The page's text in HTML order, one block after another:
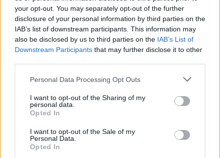
your opt-out. You may separately opt-out of the further
disclosure of your personal information by third parties on the
IAB’s list of downstream participants. This information may
also be disclosed by us to third parties on the IAB’s List of
Downstream Participants that may further disclose it to other
Personal Data Processing Opt Outs
I want to opt-out of the Sharing of my
personal data.
Opted In
I want to opt-out of the Sale of my
Personal Data.
Opted In
RUGBY SEVENS
Italia 7s: i 12 convocati per l'HSBC
Sevens di Dubai
Daniele Goegan / 13.01.2026 21:43
RUGBY SEVENS
raduno di Lignano
Redazione